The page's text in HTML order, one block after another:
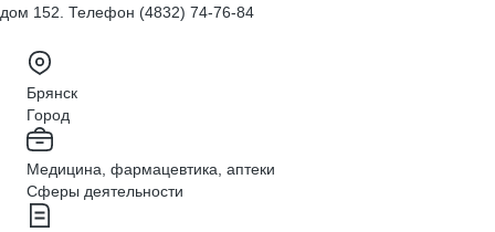
дом 152. Телефон (4832) 74-76-84
Брянск
Город
Медицина, фармацевтика, аптеки
Сферы деятельности